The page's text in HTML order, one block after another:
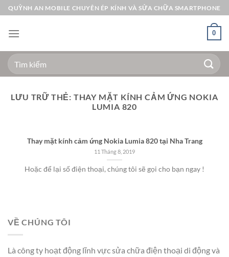
Bỏ
qua
nội
QUỲNH AN MOBILE CHUYÊN ÉP KÍNH VÀ SỬA CHỮA SMARTPHONE
0
Tìm
kiếm:
LƯU TRỮ THẺ: THAY MẶT KÍNH CẢM ỨNG NOKIA
LUMIA 820
Thay mặt kính cảm ứng Nokia Lumia 820 tại Nha Trang
11 Tháng 8, 2019
Hoặc để lại số điện thoại, chúng tôi sẽ gọi cho bạn ngay !
VỀ CHÚNG TÔI
Là công ty hoạt động lĩnh vực sửa chữa điện thoại di động và